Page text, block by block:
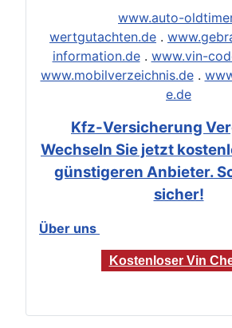
www.auto-
wertgutachten.de .
information.de. www.vin-
www.mobilverzeichnis.de.
e.de
Kfz-Versicherung
Wechseln Sie jetzt
günstigeren Anbieter.
sicher!
Über uns
Kostenloser Vin